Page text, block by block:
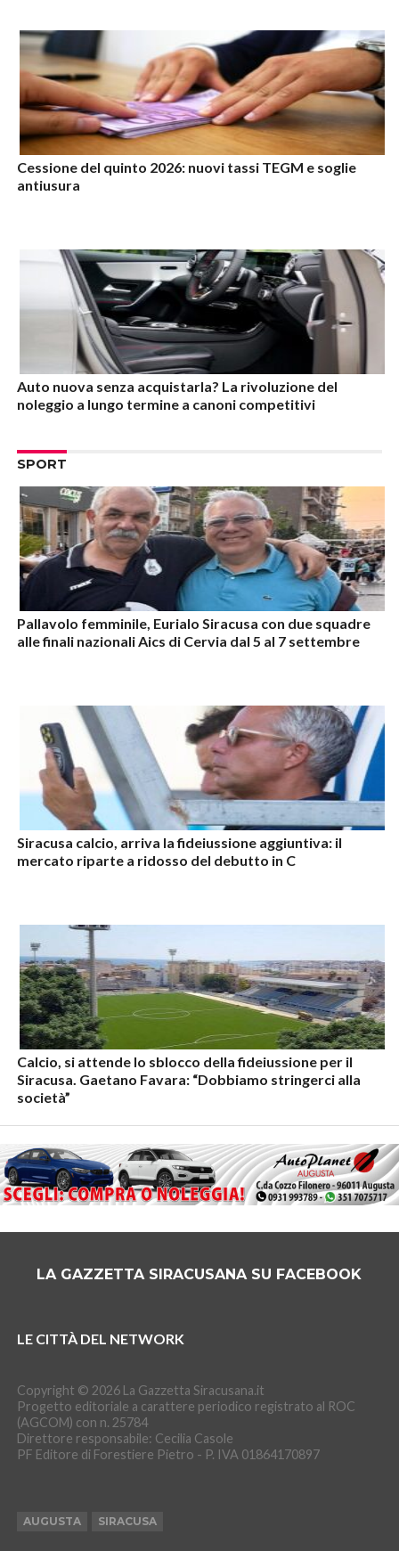
Cessione del quinto 2026: nuovi tassi TEGM e soglie
antiusura
Auto nuova senza acquistarla? La rivoluzione del
noleggio a lungo termine a canoni competitivi
SPORT
Pallavolo femminile, Eurialo Siracusa con due squadre
alle finali nazionali Aics di Cervia dal 5 al 7 settembre
Siracusa calcio, arriva la fideiussione aggiuntiva: il
mercato riparte a ridosso del debutto in C
Calcio, si attende lo sblocco della fideiussione per il
Siracusa. Gaetano Favara: “Dobbiamo stringerci alla
società”
LA GAZZETTA SIRACUSANA SU FACEBOOK
LE CITTÀ DEL NETWORK
Copyright © 2026 La Gazzetta Siracusana.it
Progetto editoriale a carattere periodico registrato al ROC
(AGCOM) con n. 25784
Direttore responsabile: Cecilia Casole
PF Editore di Forestiere Pietro - P. IVA 01864170897
AUGUSTA SIRACUSA